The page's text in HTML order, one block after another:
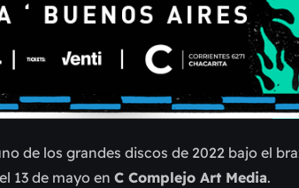
de los grandes discos de 2022 bajo el
13 de mayo en C Complejo Art Media.